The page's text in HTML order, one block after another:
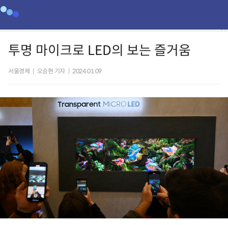
투명 마이크로 LED의 보는 즐거움
서울경제 오승현 기자 2024.01.09